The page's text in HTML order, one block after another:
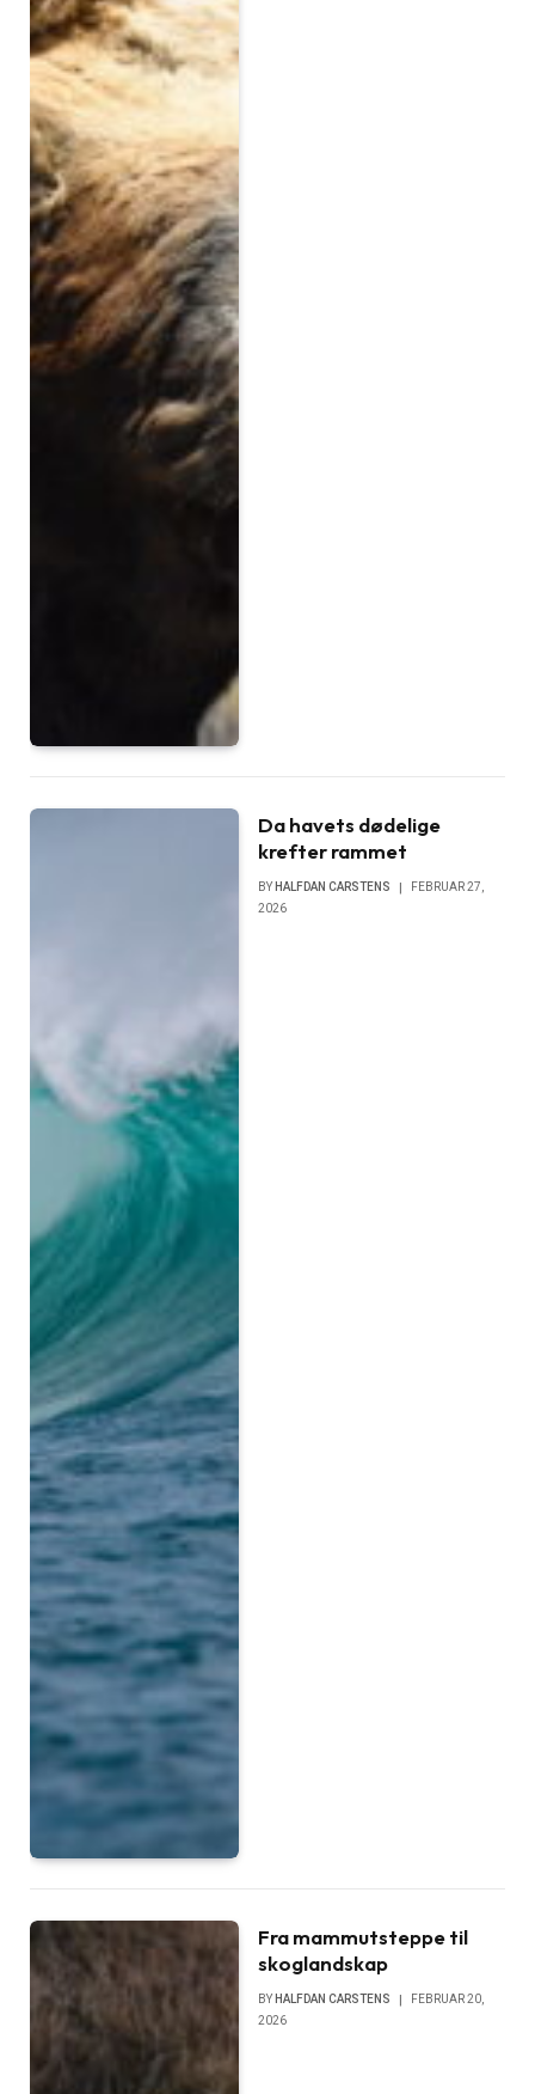
Da havets dødelige
krefter rammet
BY HALFDAN CARSTENS
FEBRUAR 27,
2026
Fra mammutsteppe til
skoglandskap
BY HALFDAN CARSTENS
FEBRUAR 20,
2026